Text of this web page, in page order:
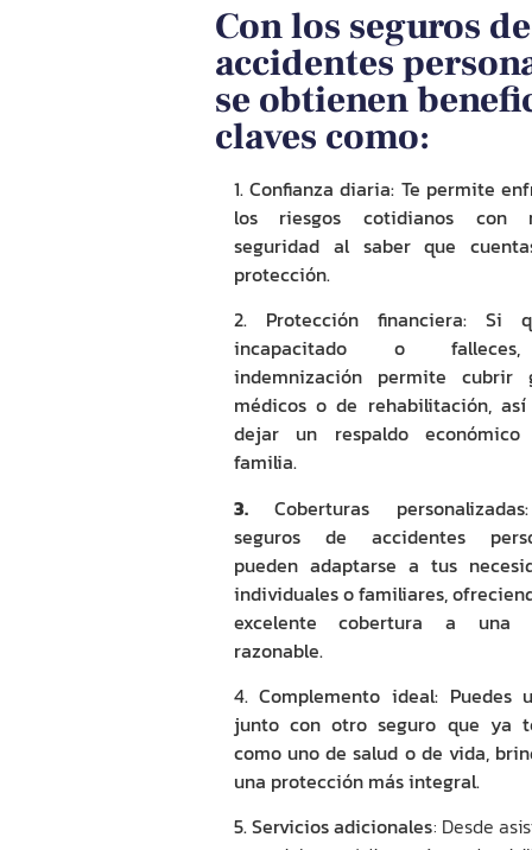
Con los seguros de
accidentes
se obtienen
claves como:
1. Confianza diaria: Te permite
los riesgos cotidianos con
seguridad al saber que
protección.
2. Protección financiera: Si
incapacitado o
indemnización permite cubrir
médicos o de rehabilitación,
dejar un respaldo
familia.
3.
Coberturas personalizadas
seguros de accidentes
pueden adaptarse a tus
individuales o familiares,
excelente cobertura a una
razonable.
4. Complemento ideal: Puedes
junto con otro seguro que ya
como uno de salud o de vida,
una protección más integral.
5. Servicios adicionales: Desde